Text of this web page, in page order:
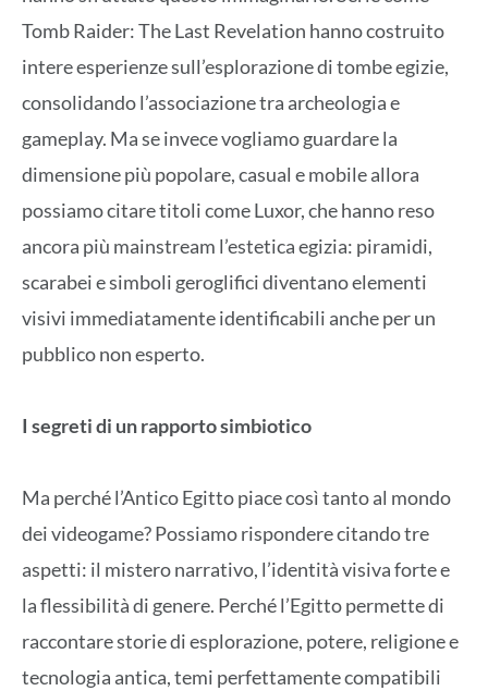
Tomb Raider: The Last Revelation hanno costruito
intere esperienze sull’esplorazione di tombe egizie,
consolidando l’associazione tra archeologia e
gameplay. Ma se invece vogliamo guardare la
dimensione più popolare, casual e mobile allora
possiamo citare titoli come Luxor, che hanno reso
ancora più mainstream l’estetica egizia: piramidi,
scarabei e simboli geroglifici diventano elementi
visivi immediatamente identificabili anche per un
pubblico non esperto.
I segreti di un rapporto simbiotico
Ma perché l’Antico Egitto piace così tanto al mondo
dei videogame? Possiamo rispondere citando tre
aspetti: il mistero narrativo, l’identità visiva forte e
la flessibilità di genere. Perché l’Egitto permette di
raccontare storie di esplorazione, potere, religione e
tecnologia antica, temi perfettamente compatibili